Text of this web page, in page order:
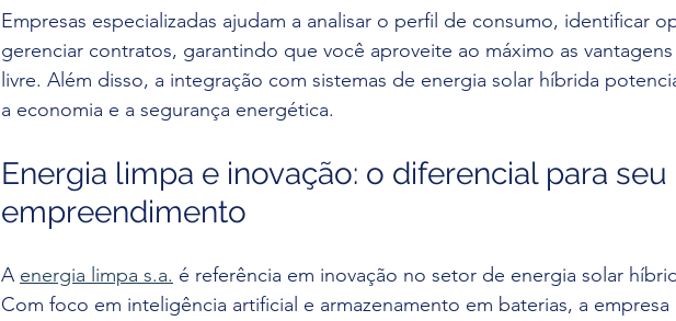
Empresas especializadas ajudam a analisar o perfil de consumo, identificar
gerenciar contratos, garantindo que você aproveite ao máximo as
livre. Além disso, a integração com sistemas de energia solar híbrida
a economia e a segurança energética.
Energia limpa e inovação: o diferencial para seu
empreendimento
A energia limpa s.a. é referência em inovação no setor de energia solar
Com foco em inteligência artificial e armazenamento em baterias, a empresa